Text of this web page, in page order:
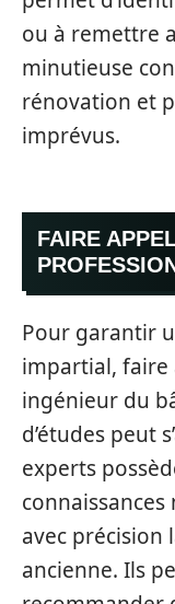
ou à remettre
minutieuse
rénovation et
imprévus.
FAIRE
Pour garantir
impartial, faire
ingénieur du
d’études peut
experts
avec précision
ancienne. Ils